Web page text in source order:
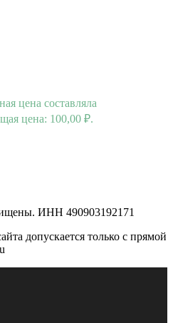
цена составляла
цена: 100,00 ₽.
ИНН 490903192171
допускается только с прямой